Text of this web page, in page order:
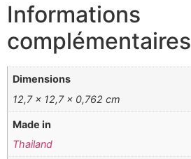
Informations
complémentaires
Dimensions
12,7 × 12,7 × 0,762 cm
Made in
Thailand